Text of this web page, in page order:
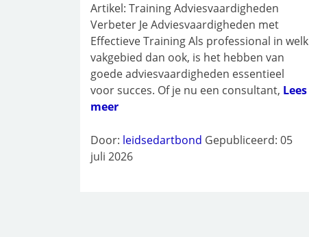
Artikel: Training Adviesvaardigheden
Verbeter Je Adviesvaardigheden met
Effectieve Training Als professional in welk
vakgebied dan ook, is het hebben van
goede adviesvaardigheden essentieel
voor succes. Of je nu een consultant, Lees
meer
Door: leidsedartbond Gepubliceerd: 05
juli 2026